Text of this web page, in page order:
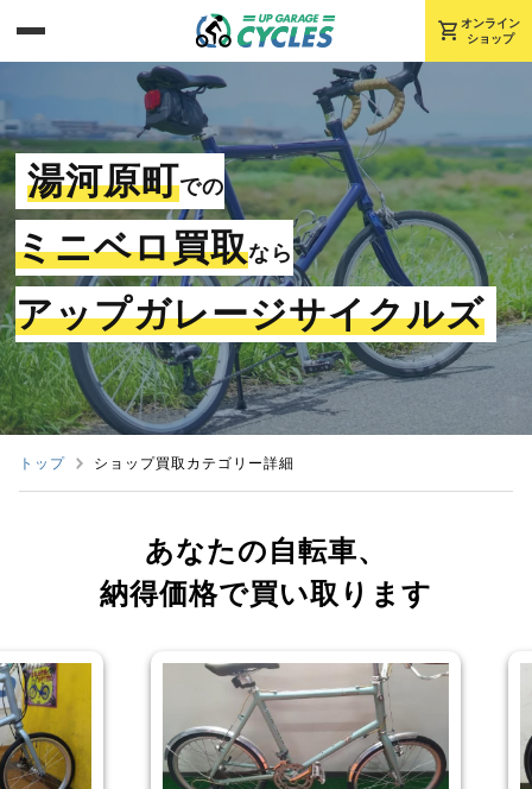
shopping_cart オンライン
ショップ
湯河原町での
ミニベロ買取なら
アップガレージサイクルズ
トップ ショップ買取カテゴリー詳細
あなたの自転車、
納得価格で買い取ります